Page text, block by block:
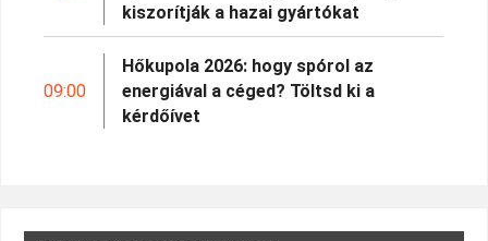
kiszorítják a hazai gyártókat
09:00
Hőkupola 2026: hogy spórol az
energiával a céged? Töltsd ki a
kérdőívet